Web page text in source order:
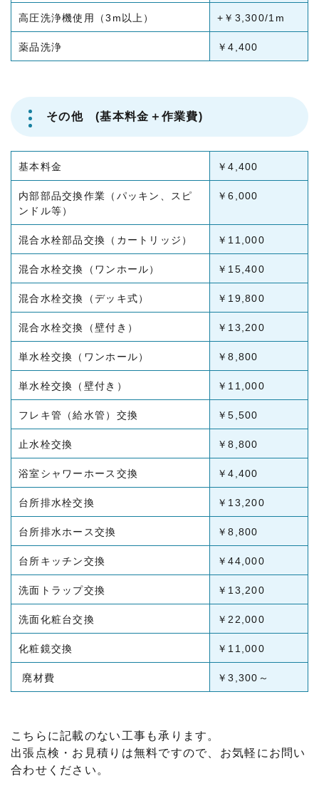
高圧洗浄機使用（3m以上） +￥3,300/1m
薬品洗浄 ￥4,400
その他 (基本料金＋作業費)
基本料金 ￥4,400
内部部品交換作業（パッキン、スピ
ンドル等）
￥6,000
混合水栓部品交換（カートリッジ） ￥11,000
混合水栓交換（ワンホール） ￥15,400
混合水栓交換（デッキ式） ￥19,800
混合水栓交換（壁付き） ￥13,200
単水栓交換（ワンホール） ￥8,800
単水栓交換（壁付き） ￥11,000
フレキ管（給水管）交換 ￥5,500
止水栓交換 ￥8,800
浴室シャワーホース交換 ￥4,400
台所排水栓交換 ￥13,200
台所排水ホース交換 ￥8,800
台所キッチン交換 ￥44,000
洗面トラップ交換 ￥13,200
洗面化粧台交換 ￥22,000
化粧鏡交換 ￥11,000
廃材費 ￥3,300～
こちらに記載のない工事も承ります。
出張点検・お見積りは無料ですので、お気軽にお問い
合わせください。